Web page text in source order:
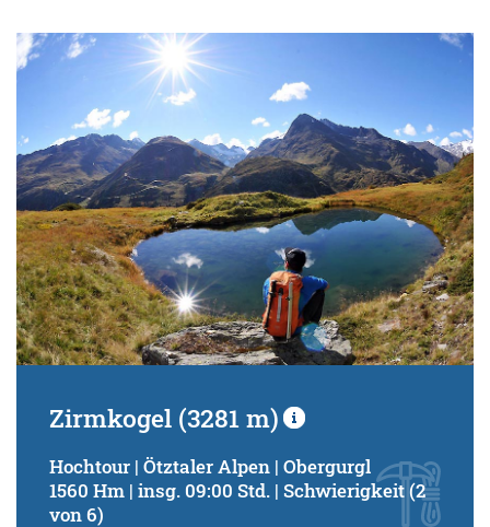
Zirmkogel (3281 m)
Hochtour | Ötztaler Alpen | Obergurgl
1560 Hm | insg. 09:00 Std. | Schwierigkeit (2
von 6)